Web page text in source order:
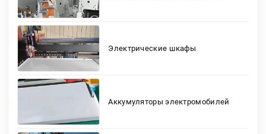
Электрические шкафы
Аккумуляторы электромобилей